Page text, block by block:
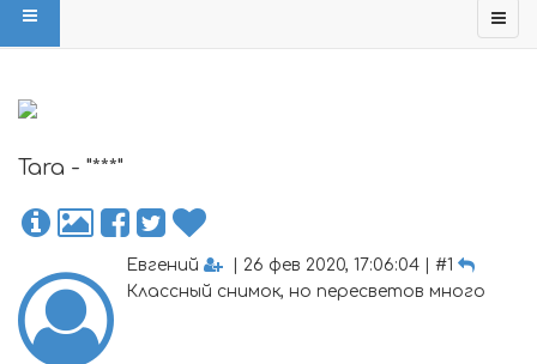
Tara - "***"
Евгений
| 26 фев 2020, 17:06:04 | #1
Классный снимок, но пересветов много